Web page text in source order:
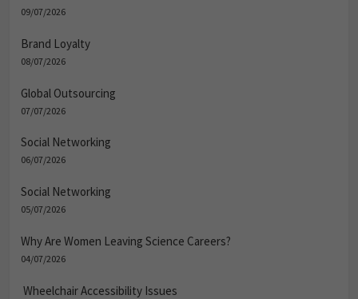
09/07/2026
Brand Loyalty
08/07/2026
Global Outsourcing
07/07/2026
Social Networking
06/07/2026
Social Networking
05/07/2026
Why Are Women Leaving Science Careers?
04/07/2026
Wheelchair Accessibility Issues